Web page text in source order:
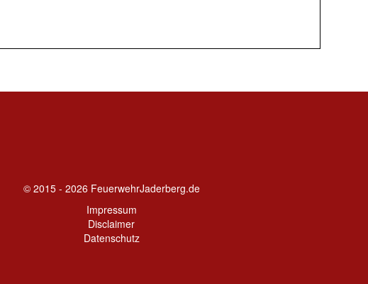
© 2015 - 2026 FeuerwehrJaderberg.de
Impressum
Disclaimer
Datenschutz